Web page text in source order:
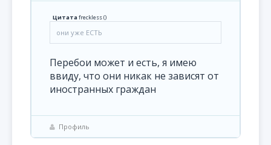
Цитатаfreckless()
они уже ЕСТЬ
Перебои может и есть, я имею
ввиду, что они никак не зависят от
иностранных граждан
Профиль